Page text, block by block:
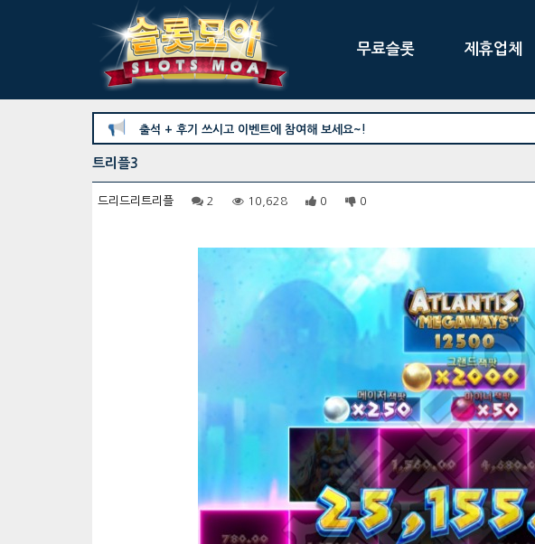
무료슬롯 제휴업체
안녕하세요. 슬롯모아 입니다. 출석 + 후기 쓰시고 이벤트의 혜택을 만나보세요~!
출석 + 후기 쓰시고 이벤트에 참여해 보세요~!
트리플3
드리드리트리플 2 10,628 0 0